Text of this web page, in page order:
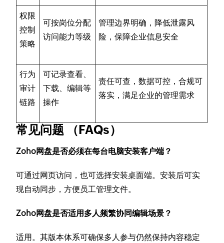
权限
控制
策略
可按岗位分配
访问能力等级
管理边界明确，降低泄露风
险，保障企业信息安全
行为
审计
链路
可记录查看、
下载、编辑等
操作
责任可查，数据可控，合规可
落实，满足企业的管理需求
常见问题 （FAQs）
Zoho网盘是否必须在每台电脑安装客户端？
可通过网页访问，也可选择安装桌面端。安装后可实
现自动同步，方便员工管理文件。
Zoho网盘是否适用多人频繁协同编辑场景？
适用。其版本体系可确保多人参与仍然保持内容稳定